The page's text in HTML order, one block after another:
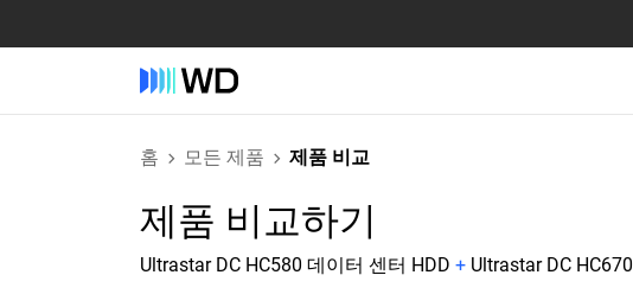
홈 모든 제품 제품 비교
제품 비교하기
Ultrastar DC HC580 데이터 센터 HDD + Ultrastar DC HC670